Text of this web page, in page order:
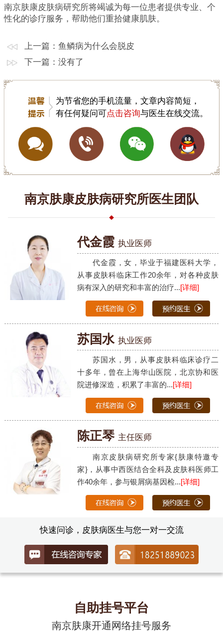
南京肤康皮肤病研究所将竭诚为每一位患者提供专业、个
性化的诊疗服务，帮助他们重拾健康肌肤。
上一篇： 鱼鳞病为什么会脱皮
下一篇：没有了
为节省您的手机流量，文章内容简短，
有任何疑问可点击咨询与医生在线交流。
南京肤康皮肤病研究所医生团队
代金霞 执业医师
代金霞，女，毕业于福建医科大学，
从事皮肤科临床工作20余年，对各种皮肤
病有深入的研究和丰富的治疗...[详细]
苏国水 执业医师
苏国水，男，从事皮肤科临床诊疗二
十多年，曾在上海华山医院，北京协和医
院进修深造，积累了丰富的...[详细]
陈正琴 主任医师
南京皮肤病研究所专家{肤康特邀专
家}，从事中西医结合全科及皮肤科医师工
作40余年，参与银屑病基因检...[详细]
快速问诊，皮肤病医生与您一对一交流
自助挂号平台
南京肤康开通网络挂号服务